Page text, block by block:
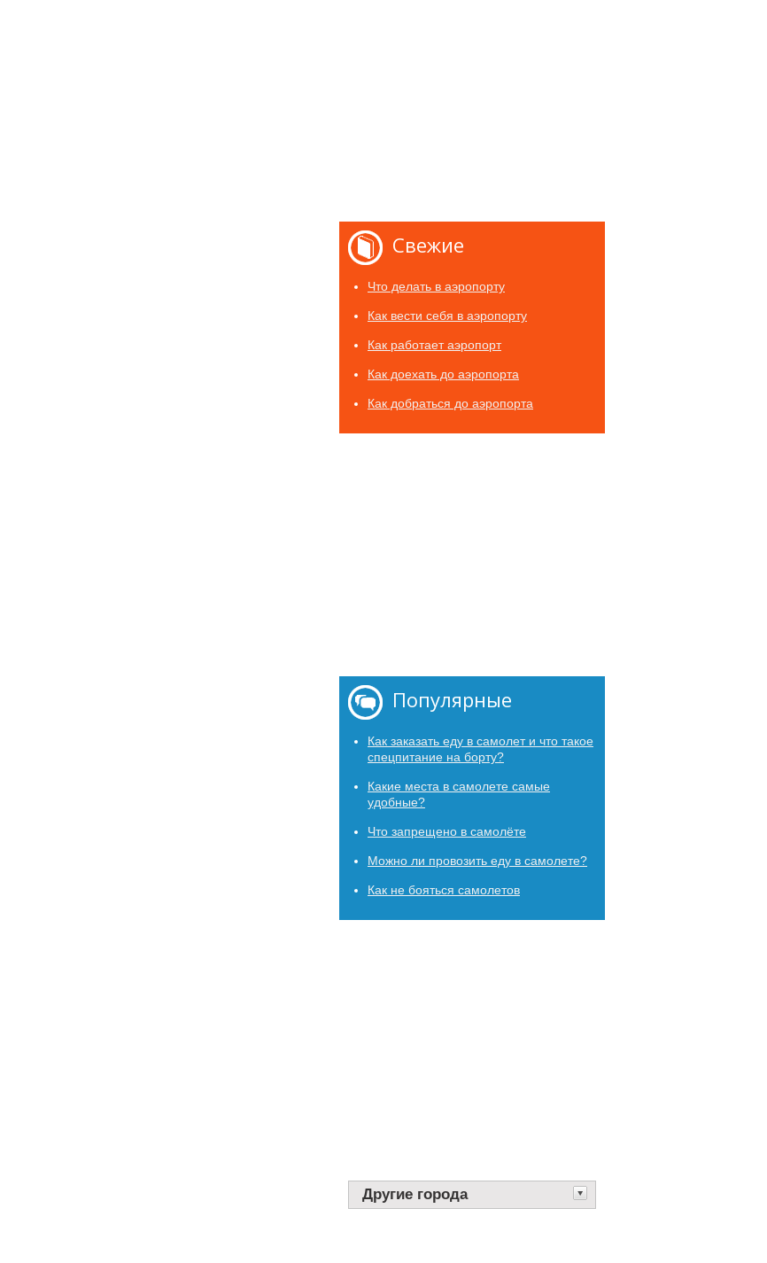
Свежие
Что делать в аэропорту
Как вести себя в аэропорту
Как работает аэропорт
Как доехать до аэропорта
Как добраться до аэропорта
Популярные
Как заказать еду в самолет и что такое
спецпитание на борту?
Какие места в самолете самые
удобные?
Что запрещено в самолёте
Можно ли провозить еду в самолете?
Как не бояться самолетов
Другие города